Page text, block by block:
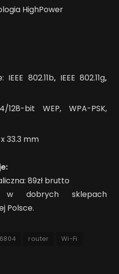
HighPower
802.11b, IEEE 802.11g,
128-bit WEP, WPA-PSK,
x 33.3 mm
89zł brutto
w dobrych sklepach
Polsce.
router Wi-Fi